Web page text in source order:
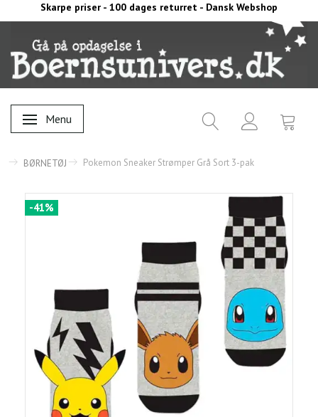
Skarpe priser - 100 dages returret - Dansk Webshop
Skifte navigation
Menu
BØRNETØJ Pokemon Sneaker Strømper Grå Sort 3-pak
-41%